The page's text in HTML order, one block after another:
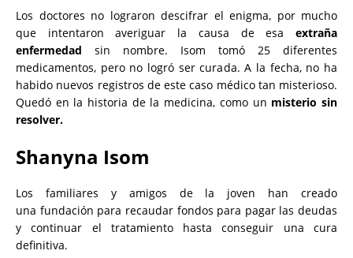
Los doctores no lograron descifrar el enigma, por mucho
que intentaron averiguar la causa de esa extraña
enfermedad sin nombre. Isom tomó 25 diferentes
medicamentos, pero no logró ser curada. A la fecha, no ha
habido nuevos registros de este caso médico tan misterioso.
Quedó en la historia de la medicina, como un misterio sin
resolver.
Shanyna Isom
Los familiares y amigos de la joven han creado
una fundación para recaudar fondos para pagar las deudas
y continuar el tratamiento hasta conseguir una cura
definitiva.